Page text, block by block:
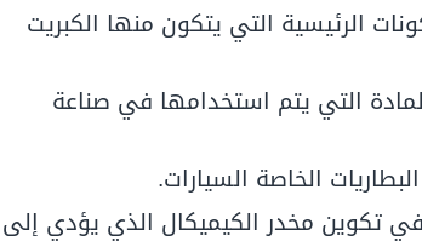
الرئيسية التي يتكون منها الكبريت
التي يتم استخدامها في صناعة
الخاصة السيارات.
تكوين مخدر الكيميكال الذي يؤدي إلى